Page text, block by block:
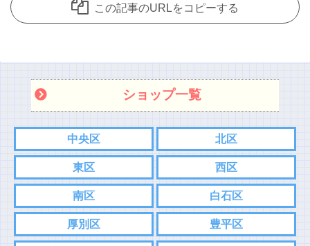
この記事のURLをコピーする
ショップ一覧
中央区 北区
東区 西区
南区 白石区
厚別区 豊平区